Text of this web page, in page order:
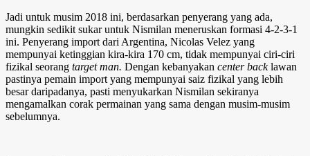
Jadi untuk musim 2018 ini, berdasarkan penyerang yang ada,
mungkin sedikit sukar untuk Nismilan meneruskan formasi 4-2-3-1
ini. Penyerang import dari Argentina, Nicolas Velez yang
mempunyai ketinggian kira-kira 170 cm, tidak mempunyai ciri-ciri
fizikal seorang target man. Dengan kebanyakan center backlawan
pastinya pemain import yang mempunyai saiz fizikal yang lebih
besar daripadanya, pasti menyukarkan Nismilan sekiranya
mengamalkan corak permainan yang sama dengan musim-musim
sebelumnya.